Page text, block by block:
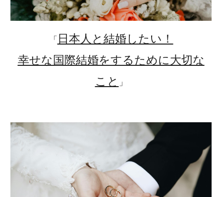
「日本人と結婚したい！
幸せな国際結婚をするために大切な
こと 」